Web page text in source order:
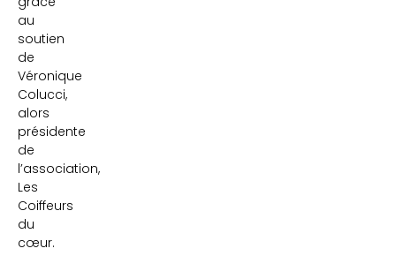
au
soutien
de
Véronique
Colucci,
alors
présidente
de
l’association,
Les
Coiffeurs
du
cœur.